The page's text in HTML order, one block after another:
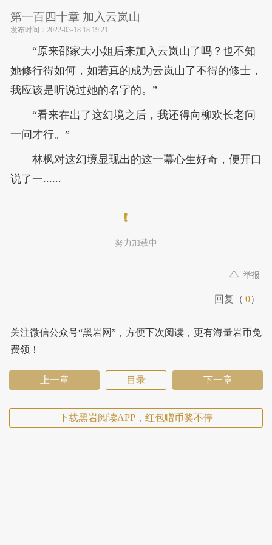
第一百四十章 加入云岚山
发布时间： 2022-03-18 18:19:21
“原来邵家大小姐后来加入云岚山了吗？也不知
她修行得如何，如若真的成为云岚山了不得的修士，
我应该是听说过她的名字的。”
“看来在出了这幻境之后，我还得向柳欢长老问
一问才行。”
林枫对这幻境显现出的这一幕心生好奇，便开口
说了一......
努力加载中
举报
回复（ 0）
关注微信公众号“黑岩网”，方便下次阅读，更有海量岩币免
费领！
上一章 目录 下一章
下载黑岩阅读APP，红包赠币奖不停